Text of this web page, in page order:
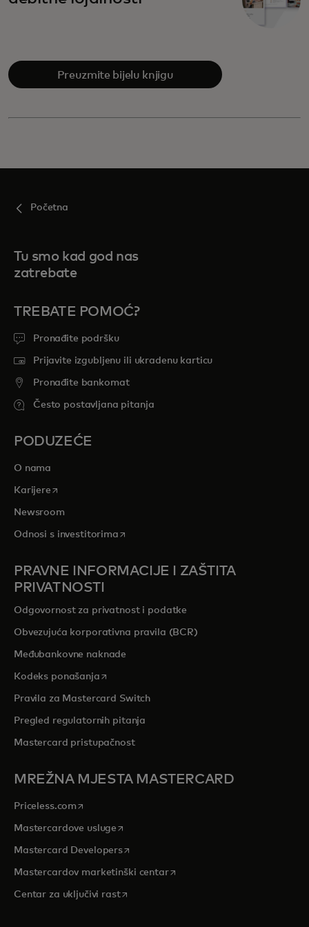
Preuzmite bijelu knjigu
Početna
Tu smo kad god nas
zatrebate
TREBATE POMOĆ?
Pronađite podršku
Prijavite izgubljenu ili ukradenu karticu
Pronađite bankomat
Često postavljana pitanja
PODUZEĆE
O nama
Karijereopens in a new tab
Newsroom
Odnosi s investitorimaopens in a new tab
PRAVNE INFORMACIJE I ZAŠTITA
PRIVATNOSTI
Odgovornost za privatnost i podatke
Obvezujuća korporativna pravila (BCR)
Međubankovne naknade
Kodeks ponašanjaopens in a new tab
Pravila za Mastercard Switch
Pregled regulatornih pitanja
Mastercard pristupačnost
MREŽNA MJESTA MASTERCARD
Priceless.com opens in a new tab
Mastercardove usluge opens in a new tab
Mastercard Developersopens in a new tab
Mastercardov marketinški centaropens in a new tab
Centar za uključivi rastopens in a new tab